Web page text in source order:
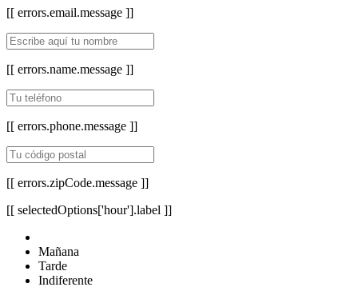
[[ errors.email.message ]]
[[ errors.name.message ]]
[[ errors.phone.message ]]
[[ errors.zipCode.message ]]
[[ selectedOptions['hour'].label ]]
Mañana
Tarde
Indiferente